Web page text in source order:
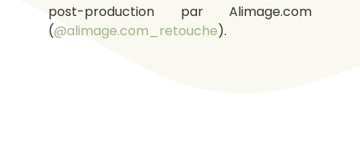
post-production par Alimage.com
(@alimage.com_retouche).